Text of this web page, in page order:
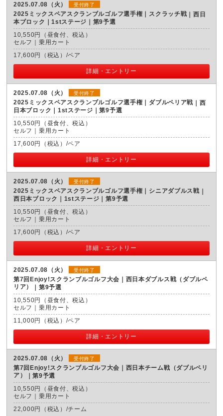
2025.07.08（火） 受付終了
2025ミックスペアスクランブルゴルフ選手権｜スクラッチ戦
西日
本ブロック｜1stステージ｜第9予選
10,550円（昼食付、税込）
セルフ｜乗用カート
17,600円（税込）/ペア
詳細・エントリー
2025.07.08（火） 受付終了
2025ミックスペアスクランブルゴルフ選手権｜ダブルペリア戦
西
日本ブロック｜1stステージ｜第9予選
10,550円（昼食付、税込）
セルフ｜乗用カート
17,600円（税込）/ペア
詳細・エントリー
2025.07.08（火） 受付終了
2025ミックスペアスクランブルゴルフ選手権｜シニアダブルス戦
西日本ブロック｜1stステージ｜第9予選
10,550円（昼食付、税込）
セルフ｜乗用カート
17,600円（税込）/ペア
詳細・エントリー
2025.07.08（火） 受付終了
第7回Enjoy!スクランブルゴルフ大会｜西日本ダブルス戦（ダブルペ
リア）
第9予選
10,550円（昼食付、税込）
セルフ｜乗用カート
11,000円（税込）/ペア
詳細・エントリー
2025.07.08（火） 受付終了
第7回Enjoy!スクランブルゴルフ大会｜西日本チーム戦（ダブルペリ
ア）
第9予選
10,550円（昼食付、税込）
セルフ｜乗用カート
22,000円（税込）/チーム